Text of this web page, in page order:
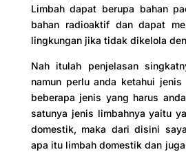
Limbah dapat berupa bahan
bahan radioaktif dan dapat
lingkungan jika tidak dikelola
Nah itulah penjelasan
namun perlu anda ketahui
beberapa jenis yang harus
satunya jenis limbahnya yaitu
domestik, maka dari disini
apa itu limbah domestik dan